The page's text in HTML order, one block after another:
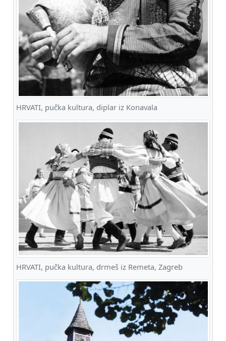
HRVATI, pučka kultura, diplar iz Konavala
HRVATI, pučka kultura, drmeš iz Remeta, Zagreb